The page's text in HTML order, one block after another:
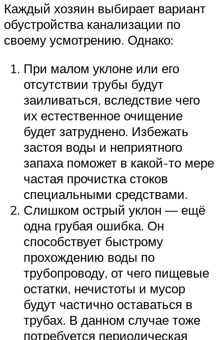
Каждый хозяин выбирает вариант
обустройства канализации по
своему усмотрению. Однако:
При малом уклоне или его
отсутствии трубы будут
заиливаться, вследствие чего
их естественное очищение
будет затруднено. Избежать
застоя воды и неприятного
запаха поможет в какой-то мере
частая прочистка стоков
специальными средствами.
Слишком острый уклон — ещё
одна грубая ошибка. Он
способствует быстрому
прохождению воды по
трубопроводу, от чего пищевые
остатки, нечистоты и мусор
будут частично оставаться в
трубах. В данном случае тоже
потребуется периодическая